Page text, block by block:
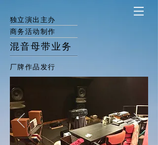
独立演出主办
商务活动制作
混音母带业务
厂牌作品发行